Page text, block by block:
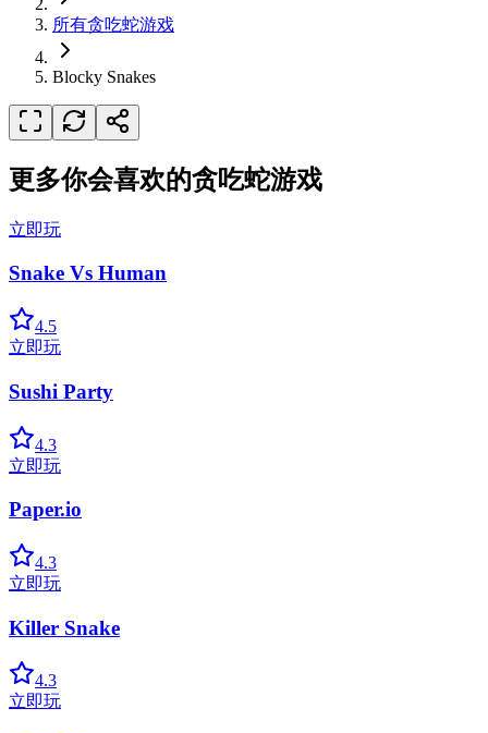
所有贪吃蛇游戏
Blocky Snakes
更多你会喜欢的贪吃蛇游戏
立即玩
Snake Vs Human
4.5
立即玩
Sushi Party
4.3
立即玩
Paper.io
4.3
立即玩
Killer Snake
4.3
立即玩